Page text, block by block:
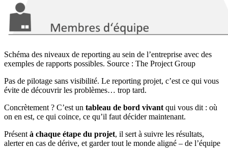
Schéma des niveaux de reporting au sein de l’entreprise avec des
exemples de rapports possibles. Source : The Project Group
Pas de pilotage sans visibilité. Le reporting projet, c’est ce qui vous
évite de découvrir les problèmes… trop tard.
Concrètement ? C’est un tableau de bord vivant qui vous dit : où
on en est, ce qui coince, ce qu’il faut décider maintenant.
Présent à chaque étape du projet, il sert à suivre les résultats,
alerter en cas de dérive, et garder tout le monde aligné – de l’équipe